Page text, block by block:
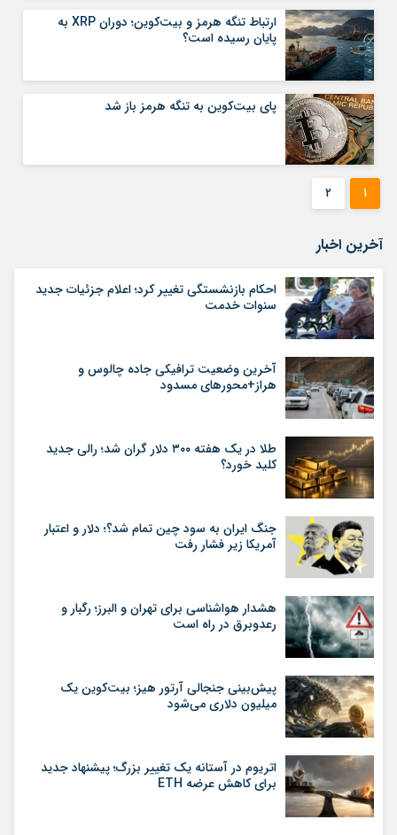
ارتباط تنگه هرمز و بیت‌کوین؛ دوران XRP به
پایان رسیده است؟
پای بیت‌کوین به تنگه هرمز باز شد
۱ ۲
آخرین اخبار
احکام بازنشستگی تغییر کرد؛ اعلام جزئیات جدید
سنوات خدمت
آخرین وضعیت ترافیکی جاده چالوس و
هراز+محورهای مسدود
طلا در یک هفته ۳۰۰ دلار گران شد؛ رالی جدید
کلید خورد؟
جنگ ایران به سود چین تمام شد؟؛ دلار و اعتبار
آمریکا زیر فشار رفت
هشدار هواشناسی برای تهران و البرز؛ رگبار و
رعدوبرق در راه است
پیش‌بینی جنجالی آرتور هیز؛ بیت‌کوین یک
میلیون دلاری می‌شود
اتریوم در آستانه یک تغییر بزرگ؛ پیشنهاد جدید
برای کاهش عرضه ETH